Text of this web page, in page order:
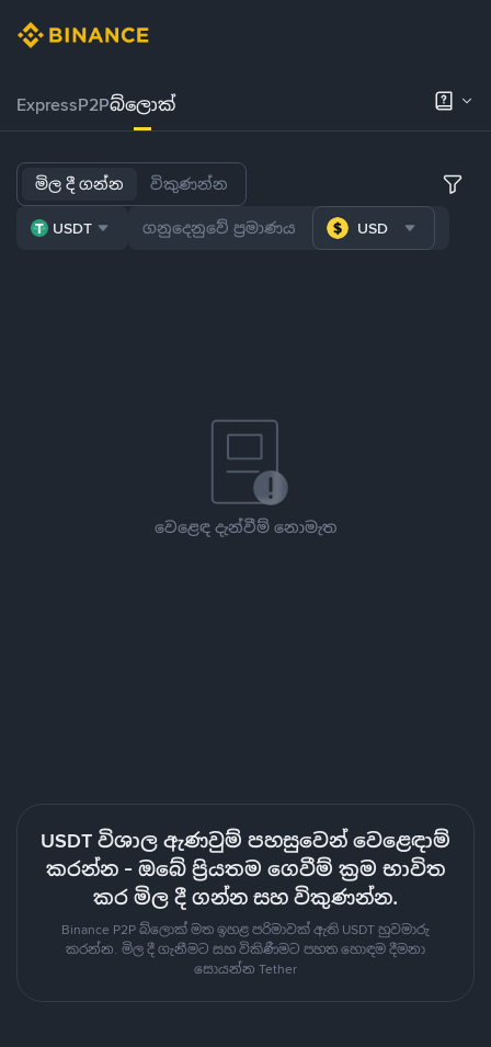
ExpressP2Pබ්ලොක්
මිල දී ගන්න විකුණන්න
USDT USD
වෙළෙඳ දැන්වීම් නොමැත
USDT විශාල ඇණවුම් පහසුවෙන් වෙළෙඳාම්
කරන්න - ඔබේ ප්‍රියතම ගෙවීම් ක්‍රම භාවිත
කර මිල දී ගන්න සහ විකුණන්න.
Binance P2P බ්ලොක් මත ඉහළ පරිමාවක් ඇති USDT හුවමාරු
කරන්න. මිල දී ගැනීමට සහ විකිණීමට පහත හොඳම දීමනා
සොයන්න Tether